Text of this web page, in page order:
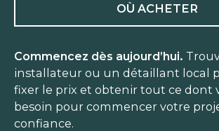
OÙ ACHETER
Commencez dès aujourd’hui.
installateur ou un détaillant local
fixer le prix et obtenir tout ce dont
besoin pour commencer votre
confiance.